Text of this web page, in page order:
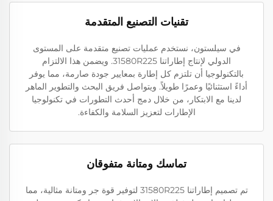
تقنيات التصنيع المتقدمة
في سيلستون، نستخدم عمليات تصنيع متقدمة على المستوى
الدولي لإنتاج إطاراتنا 31580R225. ويضمن هذا الالتزام
بالتكنولوجيا أن تلتزم كل إطارة بمعايير جودة صارمة، مما يوفر
أداءً استثنائيًا وعمرًا طويلاً. ويتواصل فريق البحث والتطوير الماهر
لدينا مع الابتكار، من خلال دمج أحدث التطورات في تكنولوجيا
الإطارات لتعزيز السلامة والكفاءة.
تماسك ومتانة متفوقان
تم تصميم إطاراتنا 31580R225 لتوفير قوة جر ومتانة مثالية، مما